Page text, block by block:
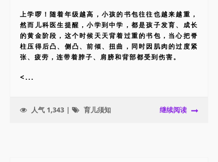
上学啰！随着年级越高，小孩的书包往往也越来越重，
然而儿科医生提醒，小学到中学，都是孩子发育、成长
的黄金阶段，这个时候天天背着过重的书包，当心把脊
柱压得后凸、侧凸、前倾、扭曲，同时因肌肉的过度紧
张、疲劳，连带着脖子、肩膀和背部都受到伤害。
<...
人气 1,343 | 育儿须知 继续阅读